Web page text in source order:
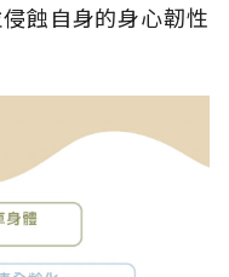
蝕自身的身心韌性